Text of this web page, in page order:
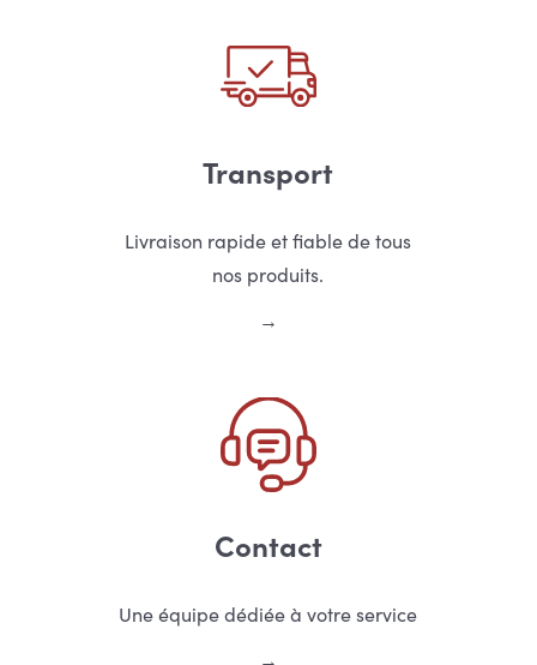
Transport
Livraison rapide et fiable de tous
nos produits.
Contact
Une équipe dédiée à votre service